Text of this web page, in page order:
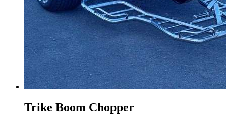
Trike Boom Chopper